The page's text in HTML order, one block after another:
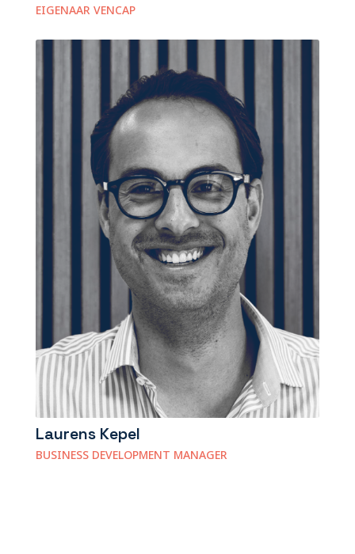
EIGENAAR VENCAP
Laurens Kepel
BUSINESS DEVELOPMENT MANAGER